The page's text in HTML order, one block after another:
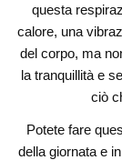
questa
calore, una
del corpo, ma
la tranquillità e
ciò
Potete fare
della giornata e